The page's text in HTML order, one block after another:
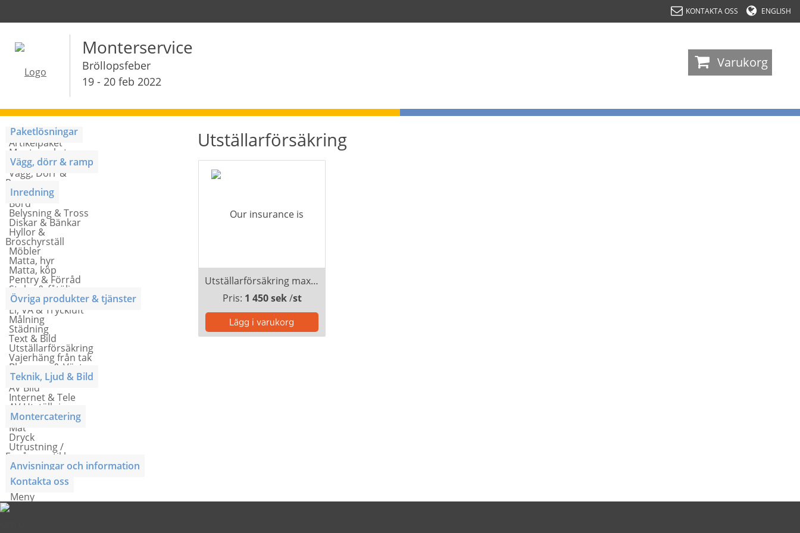
KONTAKTA OSS- ENGLISH
Varukorg
Monterservice
Bröllopsfeber
19 - 20 feb 2022
Paketlösningar
Artikelpaket
Monterpaket
Vägg, dörr & ramp
Vägg, Dörr &
Ramp
Inredning
Bord
Belysning & Tross
Diskar & Bänkar
Hyllor &
Broschyrställ
Möbler
Matta, hyr
Matta, köp
Pentry & Förråd
Stolar & fåtöljer
Övriga produkter & tjänster
El, VA & Tryckluft
Målning
Städning
Text & Bild
Utställarförsäkring
Vajerhäng från tak
Blommor & Växter
Teknik, Ljud & Bild
AV Bild
Internet & Tele
AV Utställning
Montercatering
Mat
Dryck
Utrustning /
Engångsartiklar
Anvisningar och information
Kontakta oss
Meny
Utställarförsäkring
Utställarförsäkring max 300 000 kr
Pris: 1 450 sek/st